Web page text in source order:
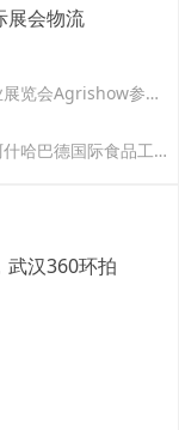
展会物流
进军南美农业科技市场：2027年巴西国际农业展览会Agrishow参展推荐
开拓中亚食品加工市场：2027年土库曼斯坦阿什哈巴德国际食品工业展览会FOOD INDUSTRY TURKMENISTAN参展推荐
武汉360环拍